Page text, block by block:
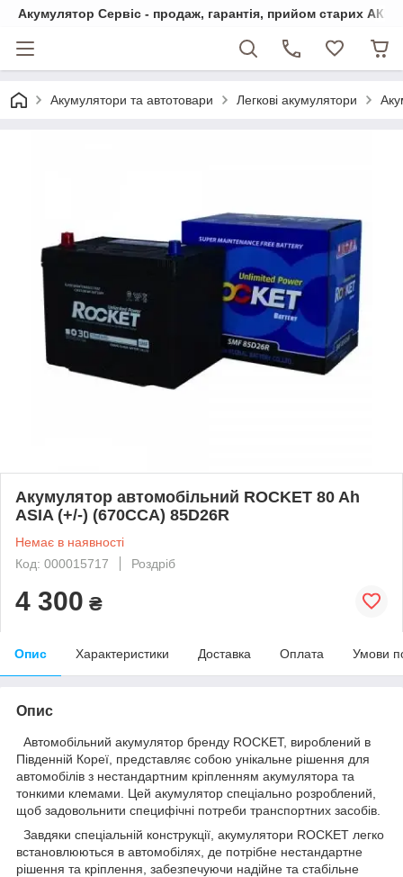
Акумулятор Сервіс - продаж, гарантія, прийом старих АКБ
Акумулятори та автотовари Легкові акумулятори
Акумулятор автомобільний ROCKET 80 Ah
ASIA (+/-) (670CCA) 85D26R
Немає в наявності
Код: 000015717
Роздріб
4 300 ₴
Опис Характеристики Доставка Оплата Умови
Опис
Автомобільний акумулятор бренду ROCKET, вироблений в
Південній Кореї, представляє собою унікальне рішення для
автомобілів з нестандартним кріпленням акумулятора та
тонкими клемами. Цей акумулятор спеціально розроблений,
щоб задовольнити специфічні потреби транспортних засобів.
Завдяки спеціальній конструкції, акумулятори ROCKET легко
встановлюються в автомобілях, де потрібне нестандартне
рішення та кріплення, забезпечуючи надійне та стабільне